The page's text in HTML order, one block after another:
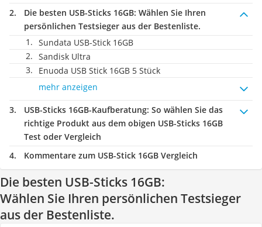
Die besten USB-Sticks 16GB: Wählen Sie Ihren
persönlichen Testsieger aus der Bestenliste.
Sundata USB-Stick 16GB
Sandisk Ultra
Enuoda USB Stick 16GB 5 Stück
mehr anzeigen
USB-Sticks 16GB-Kaufberatung: So wählen Sie das
richtige Produkt aus dem obigen USB-Sticks 16GB
Test oder Vergleich
Kommentare zum USB-Stick 16GB Vergleich
Die besten USB-Sticks 16GB:
Wählen Sie Ihren persönlichen Testsieger
aus der Bestenliste.